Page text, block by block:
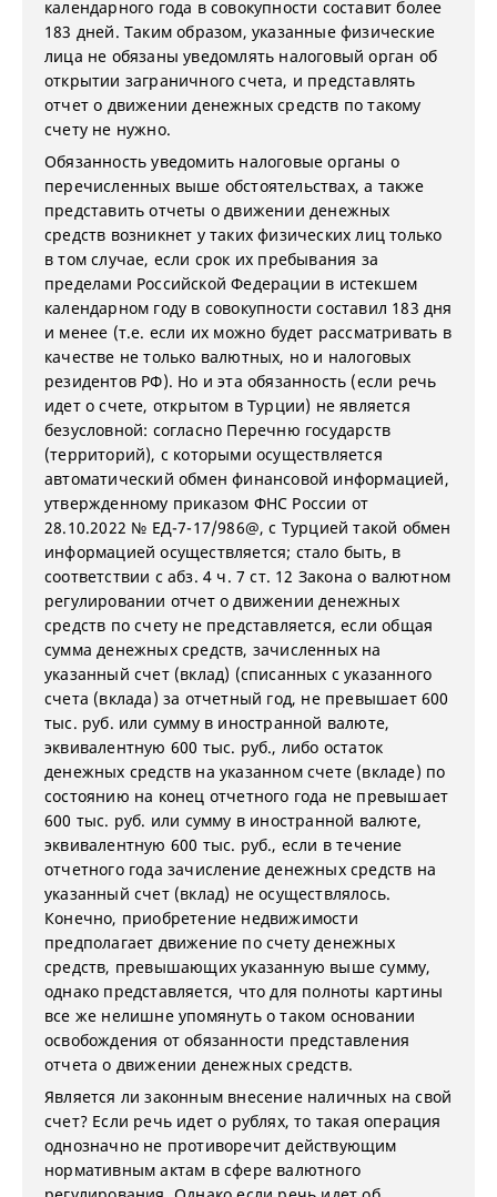
календарного года в совокупности составит более
183 дней. Таким образом, указанные физические
лица не обязаны уведомлять налоговый орган об
открытии заграничного счета, и представлять
отчет о движении денежных средств по такому
счету не нужно.
Обязанность уведомить налоговые органы о
перечисленных выше обстоятельствах, а также
представить отчеты о движении денежных
средств возникнет у таких физических лиц только
в том случае, если срок их пребывания за
пределами Российской Федерации в истекшем
календарном году в совокупности составил 183 дня
и менее (т.е. если их можно будет рассматривать в
качестве не только валютных, но и налоговых
резидентов РФ). Но и эта обязанность (если речь
идет о счете, открытом в Турции) не является
безусловной: согласно Перечню государств
(территорий), с которыми осуществляется
автоматический обмен финансовой информацией,
утвержденному приказом ФНС России от
28.10.2022 № ЕД-7-17/986@, с Турцией такой обмен
информацией осуществляется; стало быть, в
соответствии с абз. 4 ч. 7 ст. 12 Закона о валютном
регулировании отчет о движении денежных
средств по счету не представляется, если общая
сумма денежных средств, зачисленных на
указанный счет (вклад) (списанных с указанного
счета (вклада) за отчетный год, не превышает 600
тыс. руб. или сумму в иностранной валюте,
эквивалентную 600 тыс. руб., либо остаток
денежных средств на указанном счете (вкладе) по
состоянию на конец отчетного года не превышает
600 тыс. руб. или сумму в иностранной валюте,
эквивалентную 600 тыс. руб., если в течение
отчетного года зачисление денежных средств на
указанный счет (вклад) не осуществлялось.
Конечно, приобретение недвижимости
предполагает движение по счету денежных
средств, превышающих указанную выше сумму,
однако представляется, что для полноты картины
все же нелишне упомянуть о таком основании
освобождения от обязанности представления
отчета о движении денежных средств.
Является ли законным внесение наличных на свой
счет? Если речь идет о рублях, то такая операция
однозначно не противоречит действующим
нормативным актам в сфере валютного